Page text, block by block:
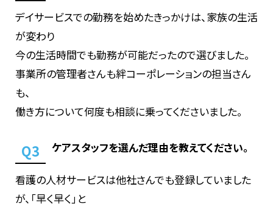
デイサービスでの勤務を始めたきっかけは、家族の生活
が変わり
今の生活時間でも勤務が可能だったので選びました。
事業所の管理者さんも絆コーポレーションの担当さん
も、
働き方について何度も相談に乗ってくださいました。
Q3 ケアスタッフを選んだ理由を教えてください。
看護の人材サービスは他社さんでも登録していました
が、「早く早く」と